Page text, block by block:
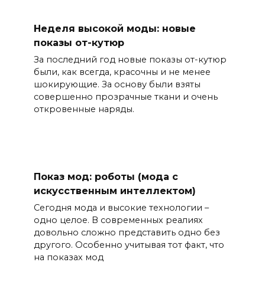
Неделя высокой моды: новые
показы от-кутюр
За последний год новые показы от-кутюр
были, как всегда, красочны и не менее
шокирующие. За основу были взяты
совершенно прозрачные ткани и очень
откровенные наряды.
Показ мод: роботы (мода с
искусственным интеллектом)
Сегодня мода и высокие технологии –
одно целое. В современных реалиях
довольно сложно представить одно без
другого. Особенно учитывая тот факт, что
на показах мод